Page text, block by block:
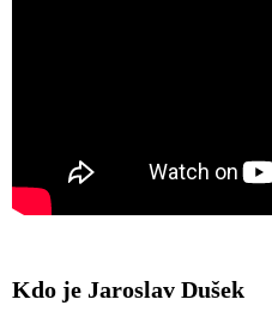
Kdo je Jaroslav Dušek